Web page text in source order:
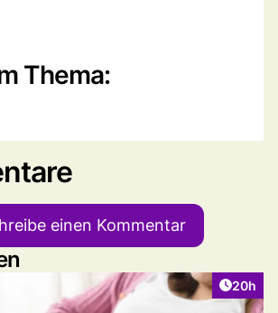
Thema:
einen Kommentar
Artikel
20h